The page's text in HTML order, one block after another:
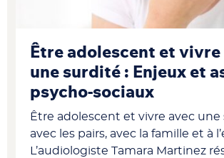
Être adolescent et vivre
une surdité : Enjeux et
psycho-sociaux
Être adolescent et vivre avec une
avec les pairs, avec la famille et à
L’audiologiste Tamara Martinez